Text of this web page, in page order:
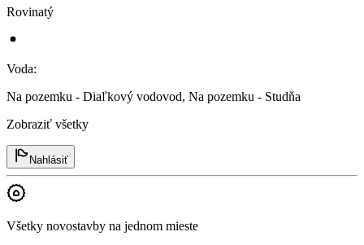
Rovinatý
Voda:
Na pozemku - Diaľkový vodovod, Na pozemku - Studňa
Zobraziť všetky
Nahlásiť
Všetky novostavby na jednom mieste